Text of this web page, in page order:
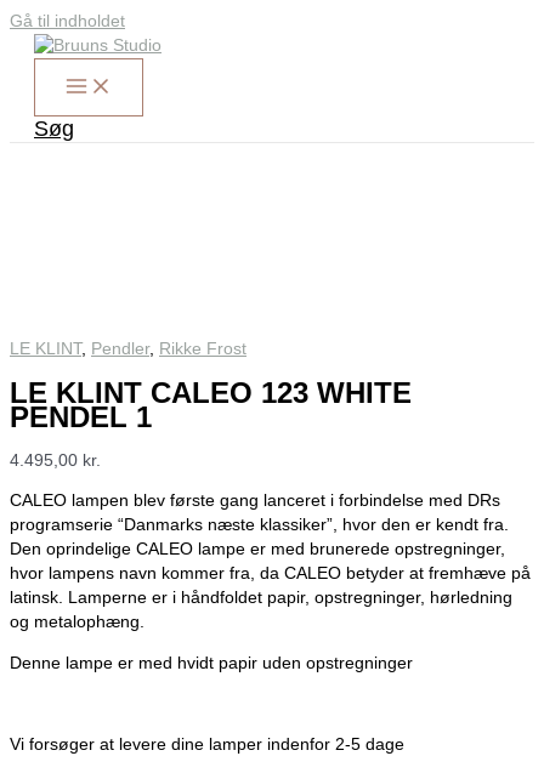
Gå til indholdet
Søg
LE KLINT, Pendler, Rikke Frost
LE KLINT CALEO 123 WHITE
PENDEL 1
4.495,00 kr.
CALEO lampen blev første gang lanceret i forbindelse med DRs
programserie “Danmarks næste klassiker”, hvor den er kendt fra.
Den oprindelige CALEO lampe er med brunerede opstregninger,
hvor lampens navn kommer fra, da CALEO betyder at fremhæve på
latinsk. Lamperne er i håndfoldet papir, opstregninger, hørledning
og metalophæng.
Denne lampe er med hvidt papir uden opstregninger
Vi forsøger at levere dine lamper indenfor 2-5 dage